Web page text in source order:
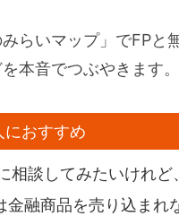
らいマップ」でFP
本音でつぶやきます。
におすすめ
相談してみたいけれ
金融商品を売り込まれ